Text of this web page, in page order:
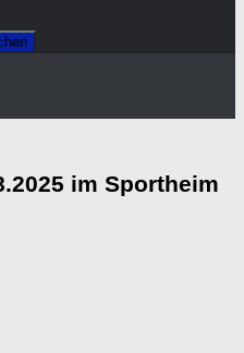
im Sportheim